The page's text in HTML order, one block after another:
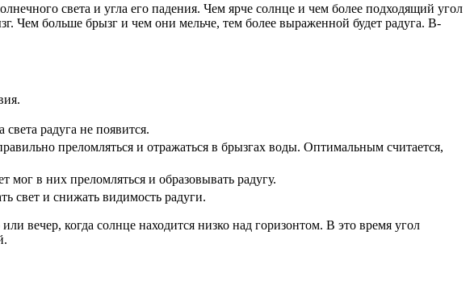
света и угла его падения. Чем ярче солнце и чем более подходящий угол
Чем больше брызг и чем они мельче, тем более выраженной будет радуга. В-
света радуга не появится.
преломляться и отражаться в брызгах воды. Оптимальным считается,
мог в них преломляться и образовывать радугу.
свет и снижать видимость радуги.
вечер, когда солнце находится низко над горизонтом. В это время угол